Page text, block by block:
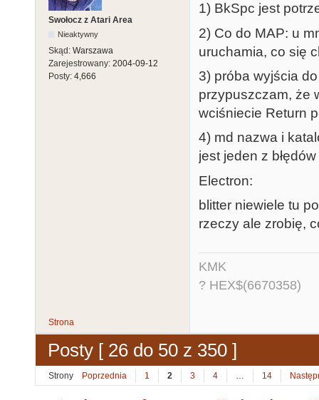
Swołocz z Atari Area
Nieaktywny
Skąd: Warszawa
Zarejestrowany: 2004-09-12
Posty: 4,666
1) BkSpc jest
2) Co do MAP: u
uruchamia, co się
3) próba wyjścia
przypuszczam, że
wciśniecie Return
4) md nazwa i
jest jeden z
Electron:
blitter niewiele tu
rzeczy ale zrobię,
KMK
? HEX$(6670358)
Strona
Posty [ 26 do 50 z 350 ]
Strony Poprzednia 1 2 3 4 … 14